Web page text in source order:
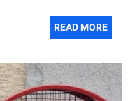
READ MORE